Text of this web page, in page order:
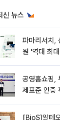
신 뉴스
파마리서치,
원 '역대 최
공영홈쇼핑,
제표준 인증
[BioS]알테